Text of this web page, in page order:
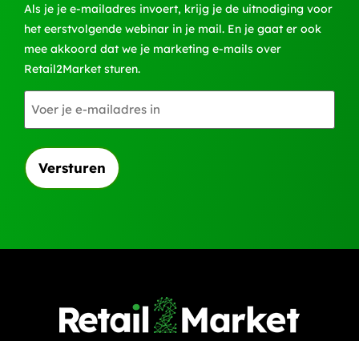
Als je je e-mailadres invoert, krijg je de uitnodiging voor
het eerstvolgende webinar in je mail. En je gaat er ook
mee akkoord dat we je marketing e-mails over
Retail2Market sturen.
mailadres